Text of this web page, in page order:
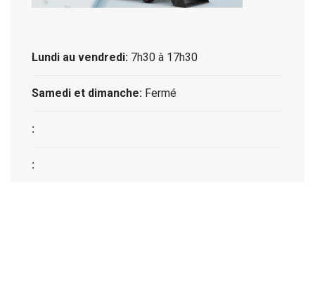
Lundi au vendredi: 7h30 à 17h30
Samedi et dimanche: Fermé
:
: